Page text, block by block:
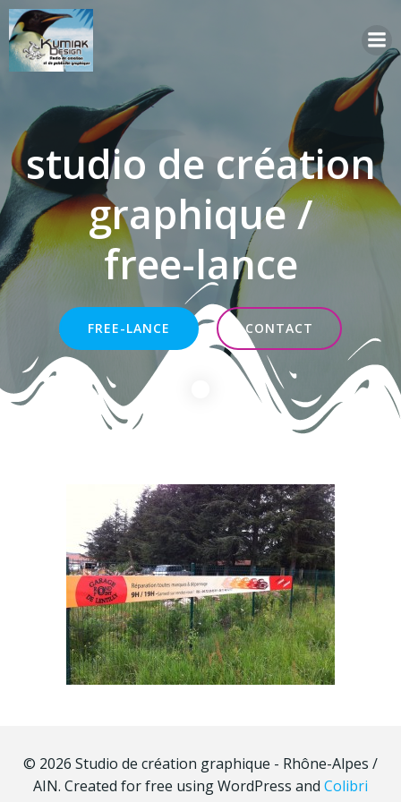
studio de création
graphique /
free-lance
FREE-LANCE CONTACT
© 2026 Studio de création graphique - Rhône-Alpes /
AIN. Created for free using WordPress and Colibri